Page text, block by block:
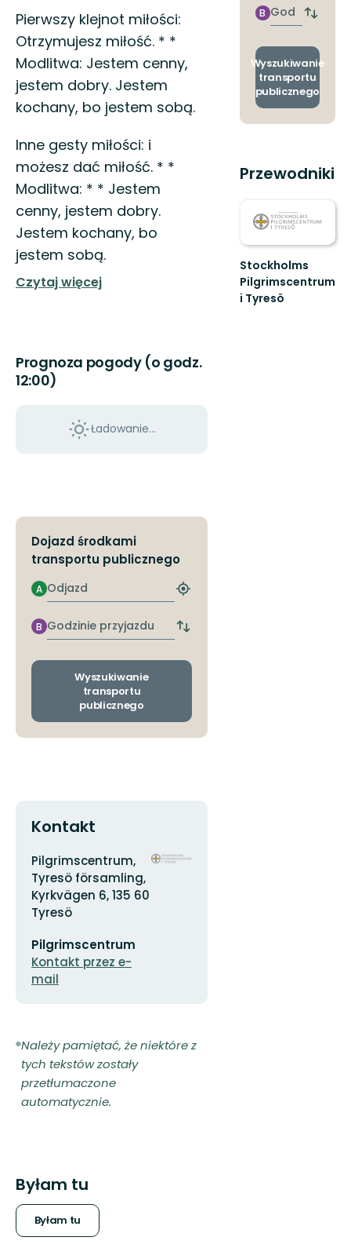
Opis
Pierwszy klejnot miłości:
Otrzymujesz miłość. * *
Modlitwa: Jestem cenny,
jestem dobry. Jestem
kochany, bo jestem sobą.
Inne gesty miłości: i
możesz dać miłość. * *
Modlitwa: * * Jestem
cenny, jestem dobry.
Jestem kochany, bo
jestem sobą.
Czytaj więcej
Prognoza pogody (o godz.
12:00)
Ładowanie...
Dojazd środkami
transportu publicznego
Odjazd
A
Znajdź
przystanek
Godzinie
przyjazdu
B
Zmiana
odjazdu
Wyszukiwanie
transportu
publicznego
Kontakt
Adres
Pilgrimscentrum,
Tyresö församling,
Kyrkvägen 6, 135 60
Tyresö
e-
mail
Pilgrimscentrum
Kontakt przez e-
mail
Logotyp
Należy pamiętać, że niektóre z
tych tekstów zostały
przetłumaczone
automatycznie.
Byłam tu
Byłam tu
Godzinie
przyjazdu
B
Zmiana
i
Wyszukiwanie
transportu
publicznego
Przewodniki
Stockholms
Pilgrimscentrum
i Tyresö